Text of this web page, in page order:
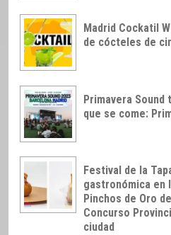
Madrid Cockatil
de cócteles de
Primavera
que se come:
Festival de la
gastronómica en
Pinchos de Oro
Concurso
ciudad